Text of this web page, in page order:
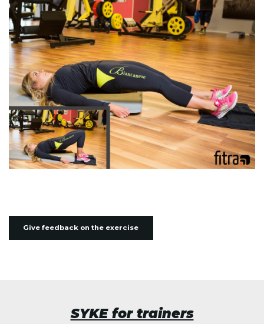
Give feedback on the exercise
SYKE for trainers